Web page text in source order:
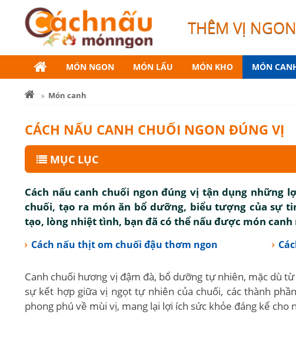
THÊM VỊ
MÓN NGON MÓN LẨU MÓN KHO MÓN
Món canh
CÁCH NẤU CANH CHUỐI NGON ĐÚNG VỊ
MỤC LỤC
Cách nấu canh chuối ngon đúng vị tận dụng những
chuối, tạo ra món ăn bổ dưỡng, biểu tượng của sự
tạo, lòng nhiệt tình, bạn đã có thể nấu được món canh
Cách nấu thịt om chuối đậu thơm ngon
Canh chuối hương vị đậm đà, bổ dưỡng tự nhiên, mặc dù
sự kết hợp giữa vị ngọt tự nhiên của chuối, các thành
phong phú về mùi vị, mang lại lợi ích sức khỏe đáng kể cho